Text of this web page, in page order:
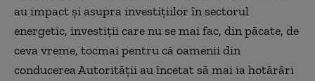
au impact și asupra investițiilor în sectorul
energetic, investiții care nu se mai fac, din păcate, de
ceva vreme, tocmai pentru că oamenii din
conducerea Autorității au încetat să mai ia hotărâri